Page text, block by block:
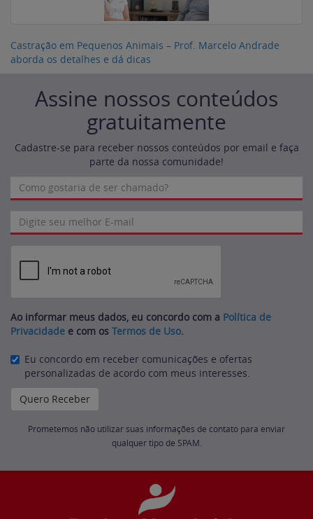
Castração em Pequenos Animais – Prof. Marcelo Andrade
aborda os detalhes e dá dicas
Assine nossos conteúdos
gratuitamente
Cadastre-se para receber nossos conteúdos por email e faça
parte da nossa comunidade!
Ao informar meus dados, eu concordo com a Política de
Privacidade e com os Termos de Uso.
Eu concordo em receber comunicações e ofertas
personalizadas de acordo com meus interesses.
Prometemos não utilizar suas informações de contato para enviar
qualquer tipo de SPAM.